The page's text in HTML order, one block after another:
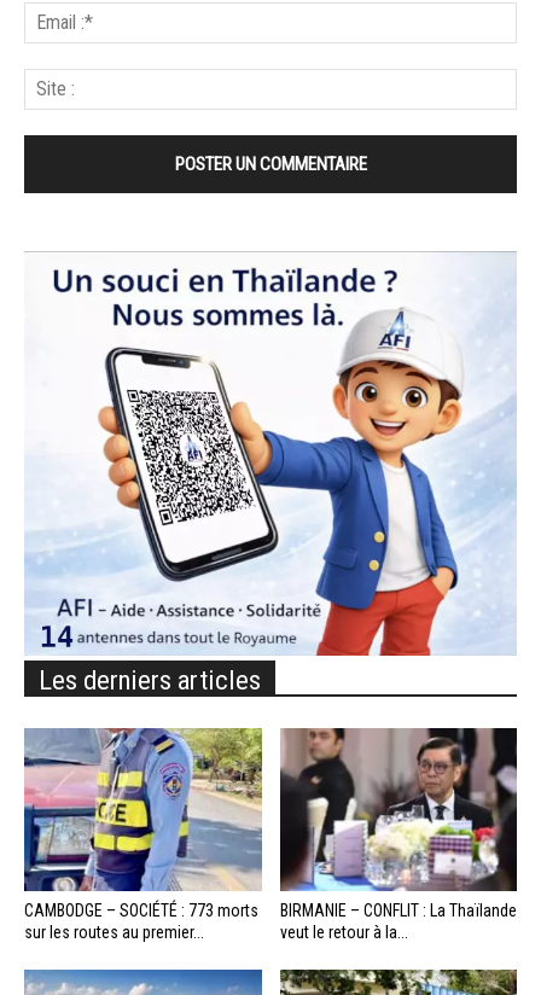
Les derniers articles
CAMBODGE – SOCIÉTÉ : 773 morts
sur les routes au premier...
BIRMANIE – CONFLIT : La Thaïlande
veut le retour à la...